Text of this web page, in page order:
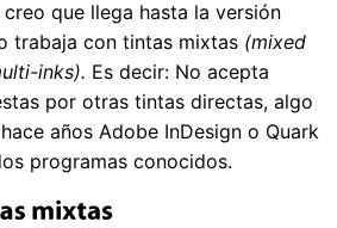
que llega hasta la versión
trabaja con tintas mixtas (mixed
inks). Es decir: No acepta
por otras tintas directas, algo
años Adobe InDesign o Quark
programas conocidos.